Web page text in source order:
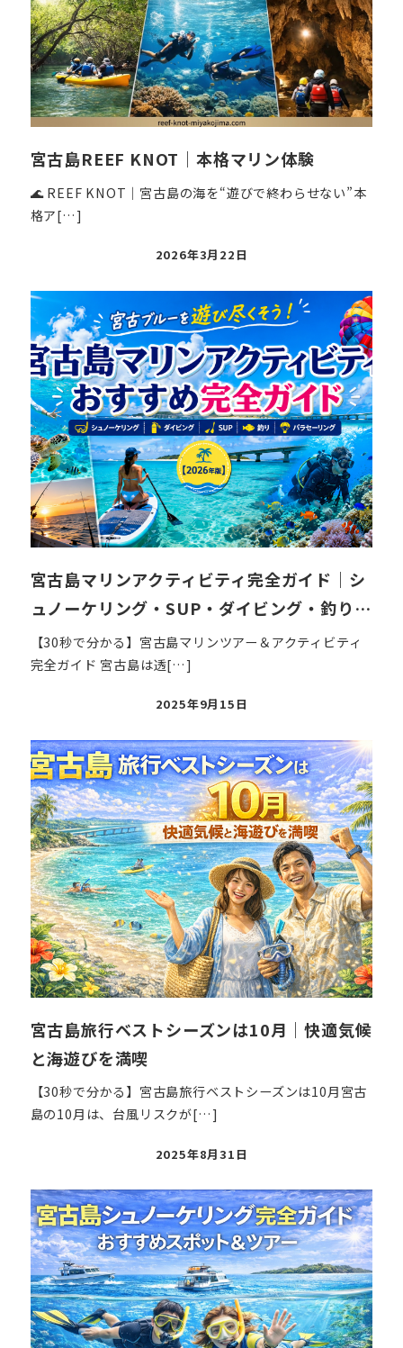
宮古島REEF KNOT｜本格マリン体験
🌊 REEF KNOT｜宮古島の海を“遊びで終わらせない”本
格ア[…]
投
日
2026年3月22日
宮古島マリンアクティビティ完全ガイド｜シ
ュノーケリング・SUP・ダイビング・釣り…
【30秒で分かる】宮古島マリンツアー＆アクティビティ
完全ガイド 宮古島は透[…]
投
日
2025年9月15日
宮古島旅行ベストシーズンは10月｜快適気候
と海遊びを満喫
【30秒で分かる】宮古島旅行ベストシーズンは10月宮古
島の10月は、台風リスクが[…]
投
日
2025年8月31日